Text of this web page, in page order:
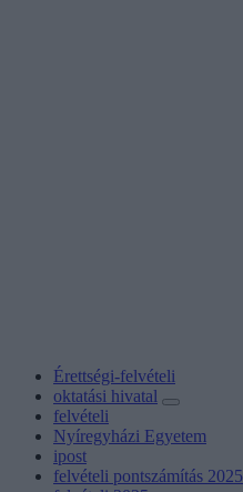
Érettségi-felvételi
oktatási hivatal
felvételi
Nyíregyházi Egyetem
ipost
felvételi pontszámítás 2025